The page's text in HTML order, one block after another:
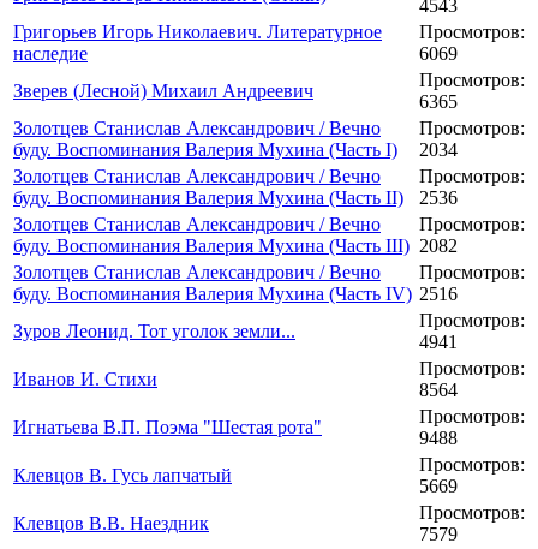
4543
Григорьев Игорь Николаевич. Литературное
наследие
Просмотров:
6069
Зверев (Лесной) Михаил Андреевич
Просмотров:
6365
Золотцев Станислав Александрович / Вечно
буду. Воспоминания Валерия Мухина (Часть I)
Просмотров:
2034
Золотцев Станислав Александрович / Вечно
буду. Воспоминания Валерия Мухина (Часть II)
Просмотров:
2536
Золотцев Станислав Александрович / Вечно
буду. Воспоминания Валерия Мухина (Часть III)
Просмотров:
2082
Золотцев Станислав Александрович / Вечно
буду. Воспоминания Валерия Мухина (Часть IV)
Просмотров:
2516
Зуров Леонид. Тот уголок земли...
Просмотров:
4941
Иванов И. Стихи
Просмотров:
8564
Игнатьева В.П. Поэма "Шестая рота"
Просмотров:
9488
Клевцов В. Гусь лапчатый
Просмотров:
5669
Клевцов В.В. Наездник
Просмотров:
7579